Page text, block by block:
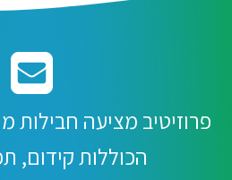
פרוזיטיב מציעה חבילות
הכוללות קידום,